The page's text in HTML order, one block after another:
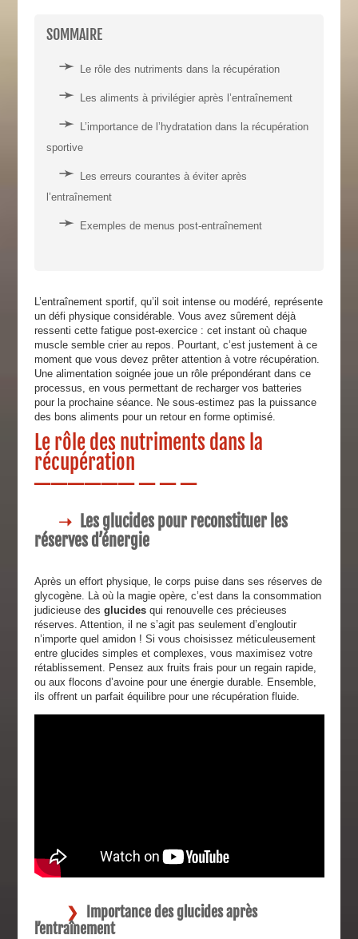
SOMMAIRE
Le rôle des nutriments dans la récupération
Les aliments à privilégier après l’entraînement
L’importance de l’hydratation dans la récupération
sportive
Les erreurs courantes à éviter après
l’entraînement
Exemples de menus post-entraînement
L’entraînement sportif, qu’il soit intense ou modéré, représente
un défi physique considérable. Vous avez sûrement déjà
ressenti cette fatigue post-exercice : cet instant où chaque
muscle semble crier au repos. Pourtant, c’est justement à ce
moment que vous devez prêter attention à votre récupération.
Une alimentation soignée joue un rôle prépondérant dans ce
processus, en vous permettant de recharger vos batteries
pour la prochaine séance. Ne sous-estimez pas la puissance
des bons aliments pour un retour en forme optimisé.
Le rôle des nutriments dans la
récupération
Les glucides pour reconstituer les
réserves d’énergie
Après un effort physique, le corps puise dans ses réserves de
glycogène. Là où la magie opère, c’est dans la consommation
judicieuse des glucidesqui renouvelle ces précieuses
réserves. Attention, il ne s’agit pas seulement d’engloutir
n’importe quel amidon ! Si vous choisissez méticuleusement
entre glucides simples et complexes, vous maximisez votre
rétablissement. Pensez aux fruits frais pour un regain rapide,
ou aux flocons d’avoine pour une énergie durable. Ensemble,
ils offrent un parfait équilibre pour une récupération fluide.
Importance des glucides après
l’entraînement